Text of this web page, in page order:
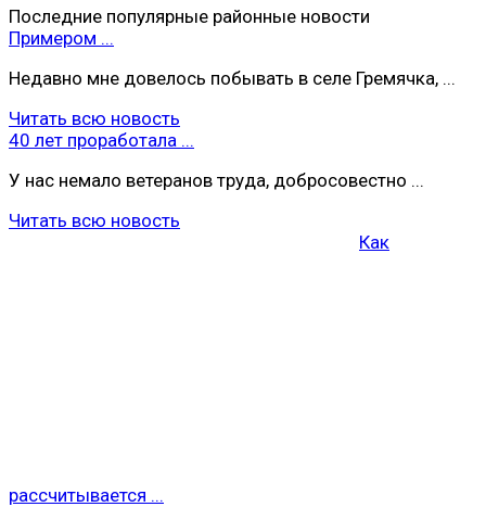
Последние популярные районные новости
Примером ...
Недавно мне довелось побывать в селе Гремячка, ...
Читать всю новость
40 лет проработала ...
У нас немало ветеранов труда, добросовестно ...
Читать всю новость
Как
рассчитывается ...